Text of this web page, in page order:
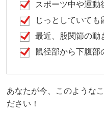
スポーツ中や運動
じっとしていても
最近、股関節の動
鼠径部から下腹部
あなたが今、このような
ださい！